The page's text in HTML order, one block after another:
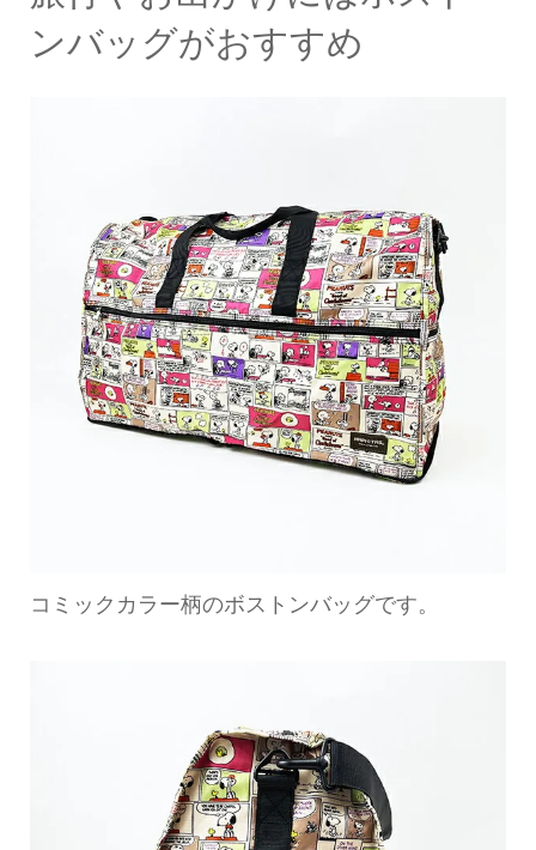
ンバッグがおすすめ
コミックカラー柄のボストンバッグです。